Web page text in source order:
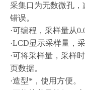
采集口为无数微孔
错误。
·可编程，采样量从
·LCD显示采样量，
·可将采样量，采样
页数据。
·造型*，使用方便。